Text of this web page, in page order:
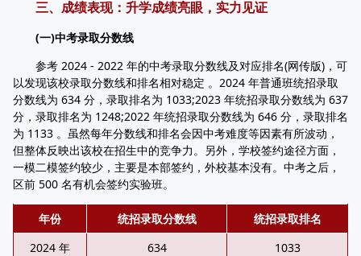
三、成绩表现：升学成绩亮眼，实力见证
(一)中考录取分数线
参考 2024 - 2022 年的中考录取分数线及对应排名(网传版)，可
以发现该校录取分数线和排名相对稳定 。2024 年普通班统招录取
分数线为 634 分，录取排名为 1033;2023 年统招录取分数线为 637
分，录取排名为 1248;2022 年统招录取分数线为 646 分，录取排名
为 1133 。虽然每年分数线和排名会因中考难度等因素有所波动，
但整体反映出该校在招生中的竞争力。另外，学校签约途径方面，
一模二模签约较少，主要是本部签约，外校基本没有。中考之后，
区前 500 名有机会签约实验班。
年份 统招录取分数线
统招录取排名
2024 年
634
1033